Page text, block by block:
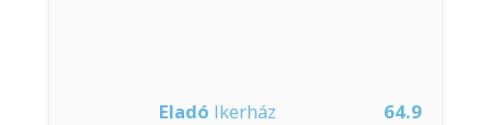
64.9
Eladó Ikerház